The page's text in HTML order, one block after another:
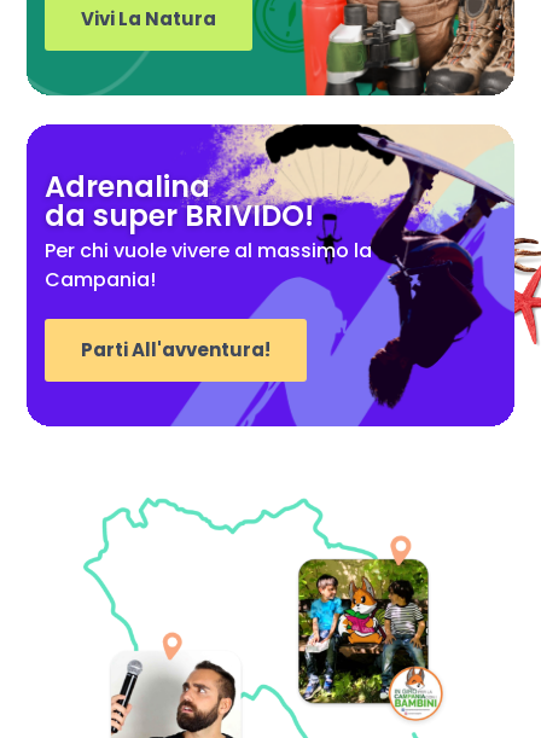
Vivi La Natura
Adrenalina
da super BRIVIDO!
Per chi vuole vivere al massimo la
Campania!
Parti All'avventura!